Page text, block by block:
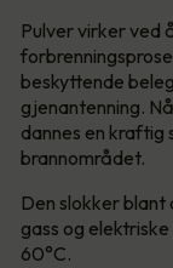
Pulver virker ved
beskyttende
gjenantenning.
dannes en kraftig
brannområdet.
Den slokker blant
gass og
60°C.